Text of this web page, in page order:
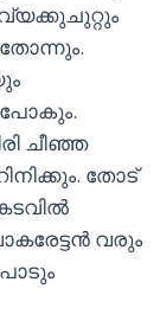
പോകും.
ചീഞ്ഞ
തോട്
വരും